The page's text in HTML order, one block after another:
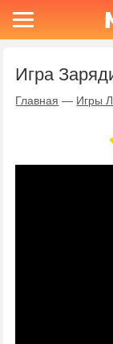
Игра
Главная — Игры